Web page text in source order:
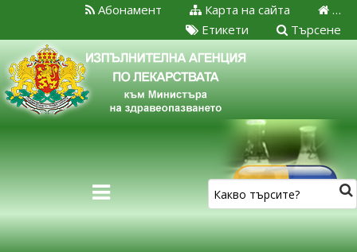
…
Карта на сайта
Абонамент
Търсене
Етикети